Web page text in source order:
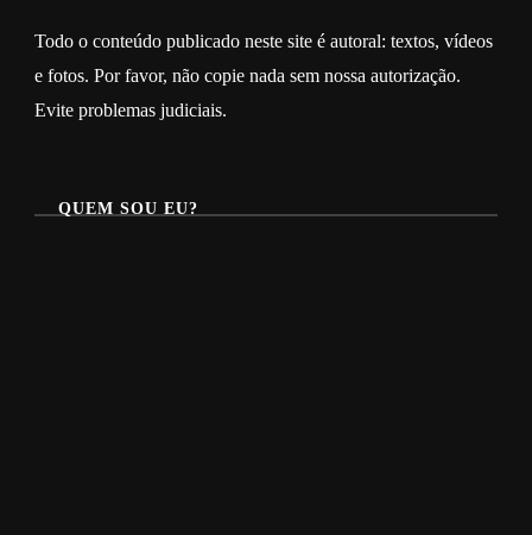
Todo o conteúdo publicado neste site é autoral: textos, vídeos
e fotos. Por favor, não copie nada sem nossa autorização.
Evite problemas judiciais.
QUEM SOU EU?